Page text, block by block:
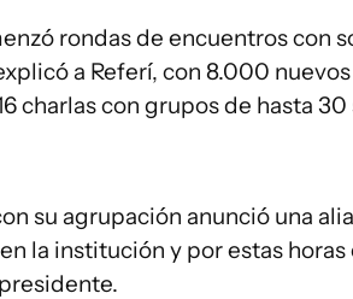
rondas de encuentros con
a Referí, con 8.000
charlas con grupos de hasta
su agrupación anunció una
la institución y por estas